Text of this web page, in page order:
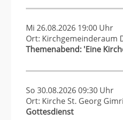
Mi 26.08.2026 19:00 Uhr
Ort: Kirchgemeinderaum
Themenabend: 'Eine
So 30.08.2026 09:30 Uhr
Ort: Kirche St. Georg
Gottesdienst